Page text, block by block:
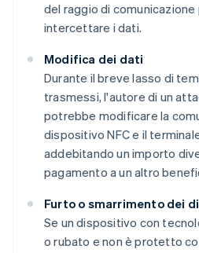
del raggio di
intercettare i dati.
Modifica dei dati
Durante il breve lasso di
trasmessi, l'autore di un
potrebbe modificare la
dispositivo NFC e il
addebitando un importo
pagamento a un altro
Furto o smarrimento dei
Se un dispositivo con
o rubato e non è protetto